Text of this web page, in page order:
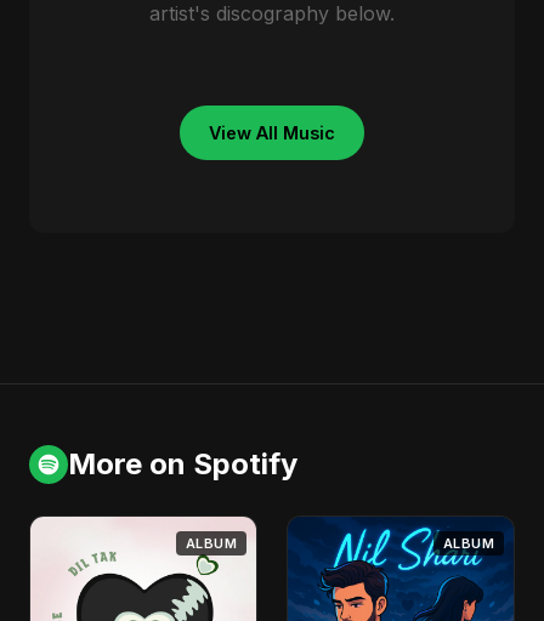
artist's discography below.
View All Music
More on Spotify
ALBUM ALBUM